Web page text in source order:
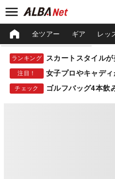
全ツアー ギア レッ
ランキング スカートスタイル
注目！
チェック